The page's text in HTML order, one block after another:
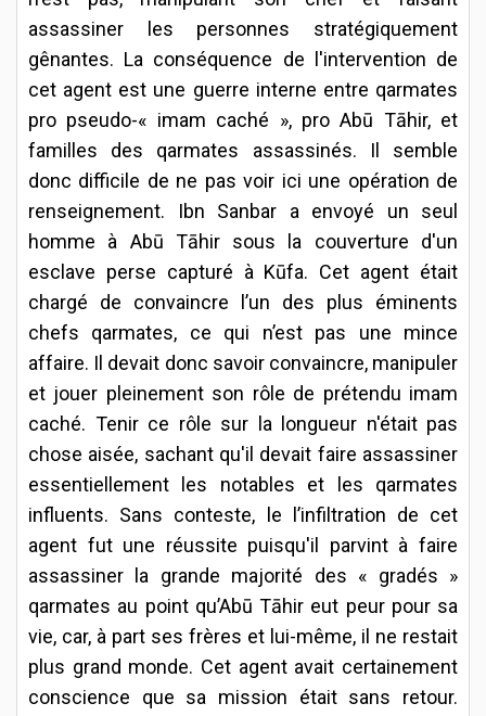
assassiner les personnes stratégiquement
gênantes. La conséquence de l'intervention de
cet agent est une guerre interne entre qarmates
pro pseudo-« imam caché », pro Abū Tāhir, et
familles des qarmates assassinés. Il semble
donc difficile de ne pas voir ici une opération de
renseignement. Ibn Sanbar a envoyé un seul
homme à Abū Tāhir sous la couverture d'un
esclave perse capturé à Kūfa. Cet agent était
chargé de convaincre l’un des plus éminents
chefs qarmates, ce qui n’est pas une mince
affaire. Il devait donc savoir convaincre, manipuler
et jouer pleinement son rôle de prétendu imam
caché. Tenir ce rôle sur la longueur n'était pas
chose aisée, sachant qu'il devait faire assassiner
essentiellement les notables et les qarmates
influents. Sans conteste, le l’infiltration de cet
agent fut une réussite puisqu'il parvint à faire
assassiner la grande majorité des « gradés »
qarmates au point qu’Abū Tāhir eut peur pour sa
vie, car, à part ses frères et lui-même, il ne restait
plus grand monde. Cet agent avait certainement
conscience que sa mission était sans retour.